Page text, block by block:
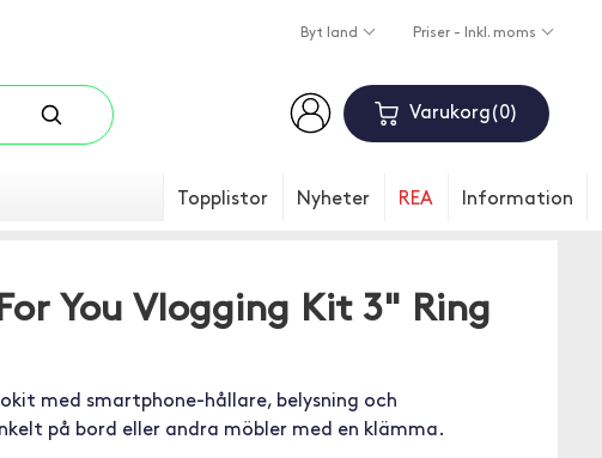
Byt land Priser - Inkl. moms
Varukorg 0
Topplistor Nyheter REA Information
You Vlogging Kit 3" Ring
med smartphone-hållare, belysning och
på bord eller andra möbler med en klämma.